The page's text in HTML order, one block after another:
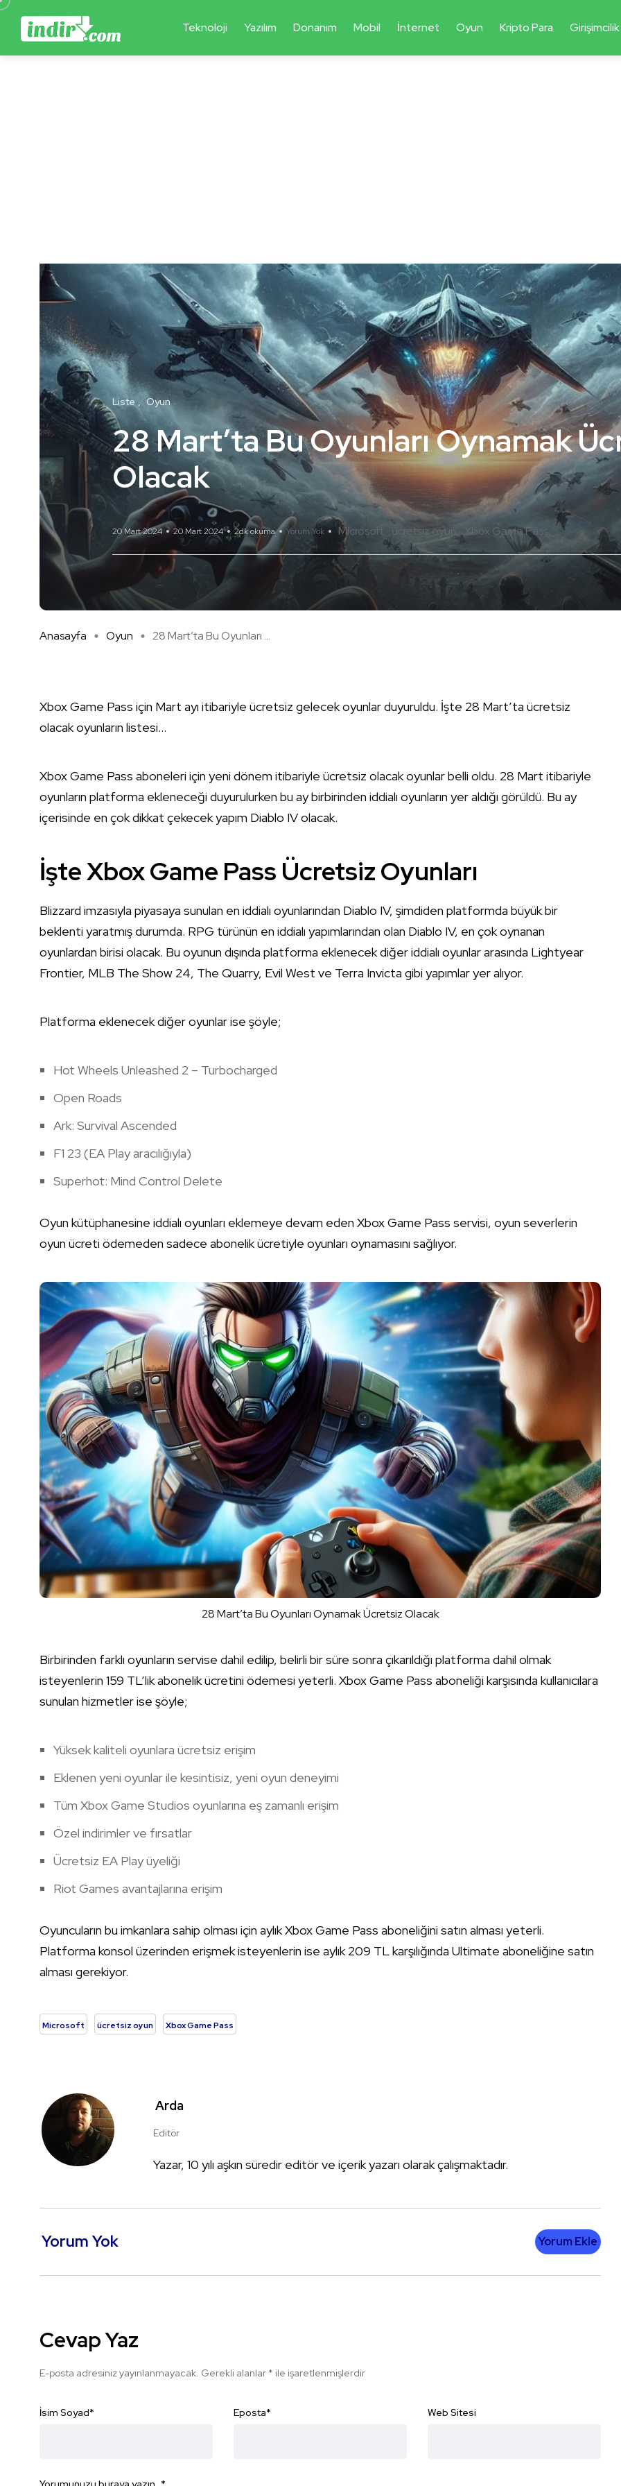
Teknoloji Yazılım Donanım Mobil İnternet Oyun Kripto Para Girişimcilik
Liste Oyun
28 Mart’ta Bu Oyunları Oynamak
Olacak
20 Mart 2024 20 Mart 2024 2dk okuma Yorum Yok Microsoft ücretsiz oyun Xbox Game Pass
Anasayfa Oyun 28 Mart’ta Bu Oyunları ...
Xbox Game Pass için Mart ayı itibariyle ücretsiz gelecek oyunlar duyuruldu. İşte 28 Mart’ta ücretsiz
olacak oyunların listesi…
Xbox Game Pass aboneleri için yeni dönem itibariyle ücretsiz olacak oyunlar belli oldu. 28 Mart itibariyle
oyunların platforma ekleneceği duyurulurken bu ay birbirinden iddialı oyunların yer aldığı görüldü. Bu ay
içerisinde en çok dikkat çekecek yapım Diablo IV olacak.
İşte Xbox Game Pass Ücretsiz Oyunları
Blizzard imzasıyla piyasaya sunulan en iddialı oyunlarından Diablo IV, şimdiden platformda büyük bir
beklenti yaratmış durumda. RPG türünün en iddialı yapımlarından olan Diablo IV, en çok oynanan
oyunlardan birisi olacak. Bu oyunun dışında platforma eklenecek diğer iddialı oyunlar arasında Lightyear
Frontier, MLB The Show 24, The Quarry, Evil West ve Terra Invicta gibi yapımlar yer alıyor.
Platforma eklenecek diğer oyunlar ise şöyle;
Hot Wheels Unleashed 2 – Turbocharged
Open Roads
Ark: Survival Ascended
F1 23 (EA Play aracılığıyla)
Superhot: Mind Control Delete
Oyun kütüphanesine iddialı oyunları eklemeye devam eden Xbox Game Pass servisi, oyun severlerin
oyun ücreti ödemeden sadece abonelik ücretiyle oyunları oynamasını sağlıyor.
28 Mart’ta Bu Oyunları Oynamak Ücretsiz Olacak
Birbirinden farklı oyunların servise dahil edilip, belirli bir süre sonra çıkarıldığı platforma dahil olmak
isteyenlerin 159 TL’lik abonelik ücretini ödemesi yeterli. Xbox Game Pass aboneliği karşısında kullanıcılara
sunulan hizmetler ise şöyle;
Yüksek kaliteli oyunlara ücretsiz erişim
Eklenen yeni oyunlar ile kesintisiz, yeni oyun deneyimi
Tüm Xbox Game Studios oyunlarına eş zamanlı erişim
Özel indirimler ve fırsatlar
Ücretsiz EA Play üyeliği
Riot Games avantajlarına erişim
Oyuncuların bu imkanlara sahip olması için aylık Xbox Game Pass aboneliğini satın alması yeterli.
Platforma konsol üzerinden erişmek isteyenlerin ise aylık 209 TL karşılığında Ultimate aboneliğine satın
alması gerekiyor.
Microsoft ücretsiz oyun Xbox Game Pass
Arda
Editör
Yazar, 10 yılı aşkın süredir editör ve içerik yazarı olarak çalışmaktadır.
Yorum Yok Yorum Ekle
Cevap Yaz
E-posta adresiniz yayınlanmayacak. Gerekli alanlar * ile işaretlenmişlerdir
İsim Soyad* Eposta* Web Sitesi